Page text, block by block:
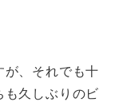
が、それでも十
も久しぶりのビ